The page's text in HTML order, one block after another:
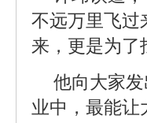
不远万里飞过
来，更是为了
他向大家
业中，最能让